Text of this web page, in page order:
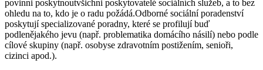
povinni poskytnoutvšichni poskytovatelé sociálních služeb, a to bez
ohledu na to, kdo je o radu požádá.Odborné sociální poradenství
poskytují specializované poradny, které se profilují buď
podlenějakého jevu (např. problematika domácího násilí) nebo podle
cílové skupiny (např. osobyse zdravotním postižením, senioři,
cizinci apod.).